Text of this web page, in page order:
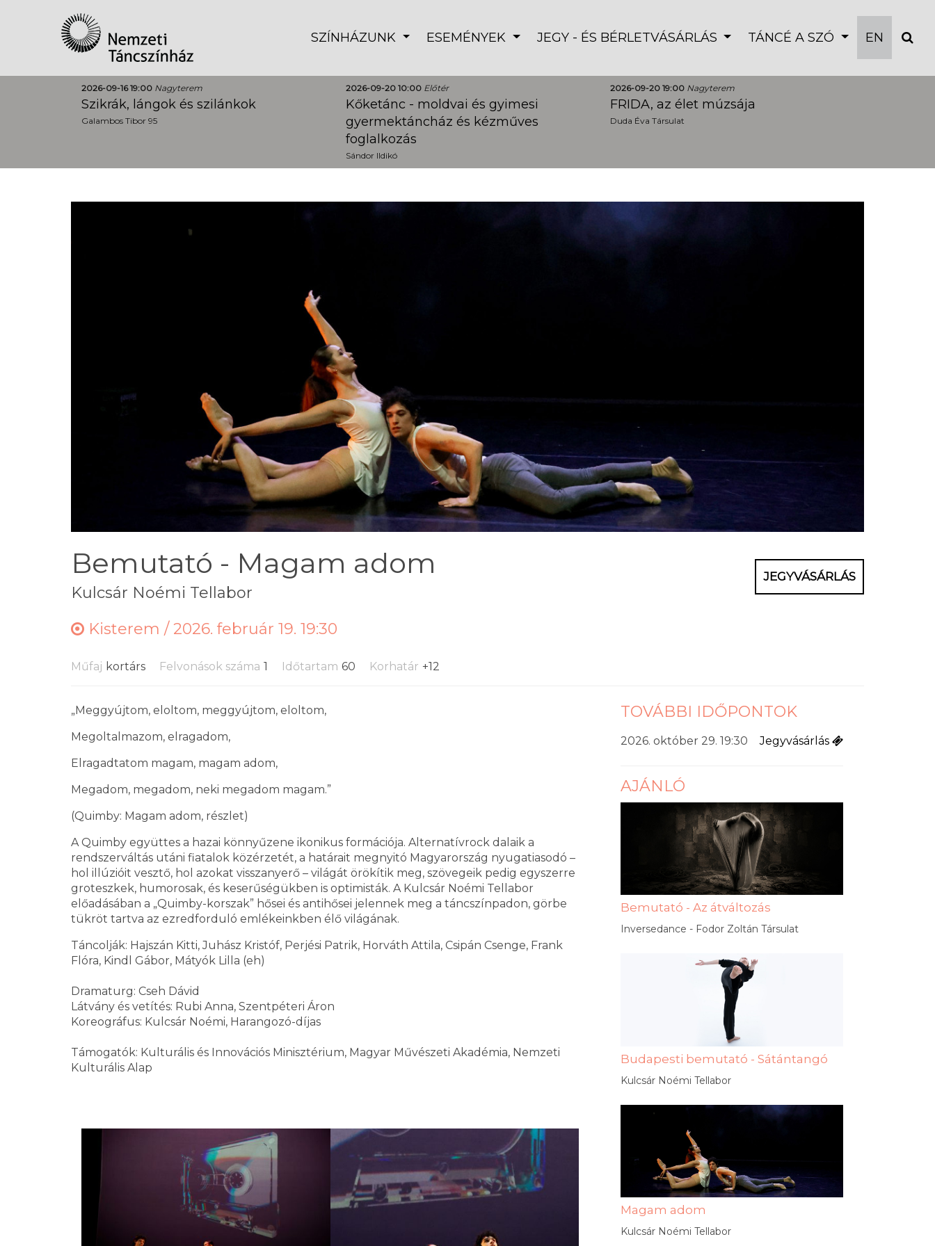
SZÍNHÁZUNK ESEMÉNYEK JEGY - ÉS BÉRLETVÁSÁRLÁS TÁNCÉ A SZÓ EN
2026-09-16 19:00 Nagyterem
Szikrák, lángok és szilánkok
Galambos Tibor 95
2026-09-20 10:00 Előtér
Kőketánc - moldvai és gyimesi
gyermektáncház és kézműves
foglalkozás
Sándor Ildikó
2026-09-20 19:00 Nagyterem
FRIDA, az élet múzsája
Duda Éva Társulat
Bemutató - Magam adom
Kulcsár Noémi Tellabor
JEGYVÁSÁRLÁS
Kisterem / 2026. február 19. 19:30
Műfaj kortárs Felvonások száma 1 Időtartam 60 Korhatár +12
„Meggyújtom, eloltom, meggyújtom, eloltom,
Megoltalmazom, elragadom,
Elragadtatom magam, magam adom,
Megadom, megadom, neki megadom magam.”
(Quimby: Magam adom, részlet)
A Quimby együttes a hazai könnyűzene ikonikus formációja. Alternatívrock dalaik a
rendszerváltás utáni fiatalok közérzetét, a határait megnyitó Magyarország nyugatiasodó –
hol illúzióit vesztő, hol azokat visszanyerő – világát örökítik meg, szövegeik pedig egyszerre
groteszkek, humorosak, és keserűségükben is optimisták. A Kulcsár Noémi Tellabor
előadásában a „Quimby-korszak” hősei és antihősei jelennek meg a táncszínpadon, görbe
tükröt tartva az ezredforduló emlékeinkben élő világának.
Táncolják: Hajszán Kitti, Juhász Kristóf, Perjési Patrik, Horváth Attila, Csipán Csenge, Frank
Flóra, Kindl Gábor, Mátyók Lilla (eh)
Dramaturg: Cseh Dávid
Látvány és vetítés: Rubi Anna, Szentpéteri Áron
Koreográfus: Kulcsár Noémi, Harangozó-díjas
Támogatók: Kulturális és Innovációs Minisztérium, Magyar Művészeti Akadémia, Nemzeti
Kulturális Alap
TOVÁBBI IDŐPONTOK
2026. október 29. 19:30 Jegyvásárlás
AJÁNLÓ
Bemutató - Az átváltozás
Inversedance - Fodor Zoltán Társulat
Budapesti bemutató - Sátántangó
Kulcsár Noémi Tellabor
Magam adom
Kulcsár Noémi Tellabor